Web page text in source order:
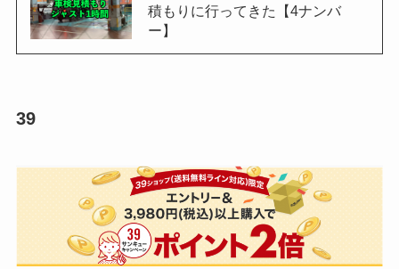
積もりに行ってきた【4ナンバ
ー】
39